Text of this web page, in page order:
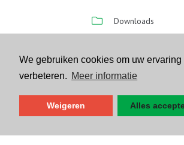
We gebruiken cookies om uw ervaring
verbeteren. Meer informatie
Weigeren Alles
Downloads
update
Schrijf je in op de
nieuwsbrief
Schrijf je in